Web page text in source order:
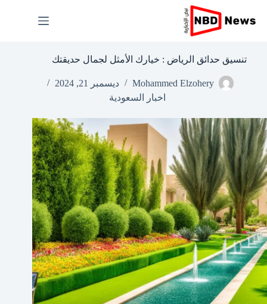
إلى
المحتوى
تنسيق حدائق الرياض : خيارك الأمثل لجمال حديقتك
Mohammed Elzohery
ديسمبر 21, 2024
اخبار السعودية